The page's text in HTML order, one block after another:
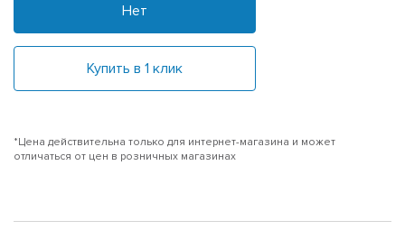
Нет
Купить в 1 клик
*Цена действительна только для интернет-магазина и может
отличаться от цен в розничных магазинах